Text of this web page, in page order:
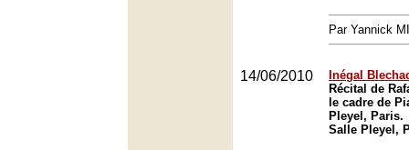
Par Yannick
14/06/2010
Inégal
Récital de
le cadre de
Pleyel, Paris.
Salle Pleyel,